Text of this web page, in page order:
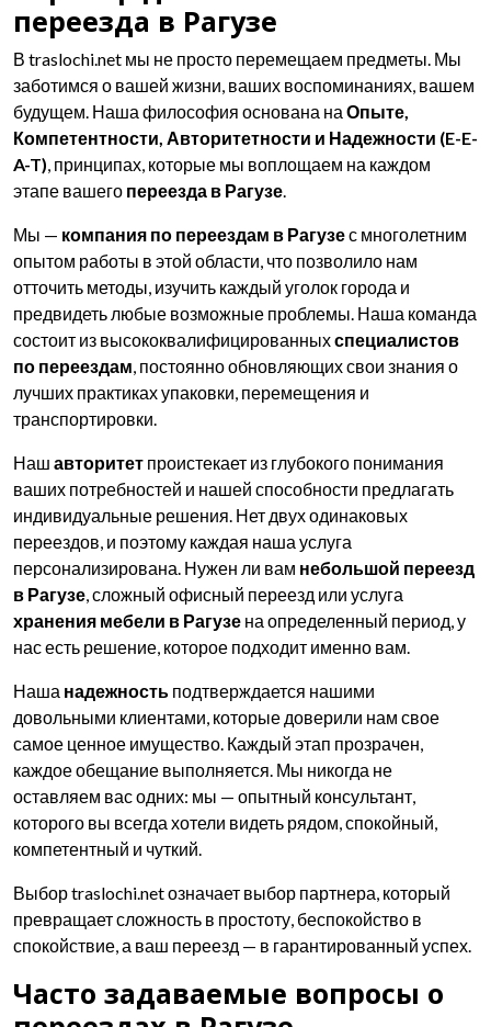
переезда в Рагузе
В traslochi.net мы не просто перемещаем предметы. Мы
заботимся о вашей жизни, ваших воспоминаниях, вашем
будущем. Наша философия основана на Опыте,
Компетентности, Авторитетности и Надежности (E-E-
A-T), принципах, которые мы воплощаем на каждом
этапе вашего переезда в Рагузе.
Мы — компания по переездам в Рагузес многолетним
опытом работы в этой области, что позволило нам
отточить методы, изучить каждый уголок города и
предвидеть любые возможные проблемы. Наша команда
состоит из высококвалифицированныхспециалистов
по переездам, постоянно обновляющих свои знания о
лучших практиках упаковки, перемещения и
транспортировки.
Наш авторитет проистекает из глубокого понимания
ваших потребностей и нашей способности предлагать
индивидуальные решения. Нет двух одинаковых
переездов, и поэтому каждая наша услуга
персонализирована. Нужен ли вам небольшой переезд
в Рагузе, сложный офисный переезд или услуга
хранения мебели в Рагузе на определенный период, у
нас есть решение, которое подходит именно вам.
Наша надежность подтверждается нашими
довольными клиентами, которые доверили нам свое
самое ценное имущество. Каждый этап прозрачен,
каждое обещание выполняется. Мы никогда не
оставляем вас одних: мы — опытный консультант,
которого вы всегда хотели видеть рядом, спокойный,
компетентный и чуткий.
Выбор traslochi.net означает выбор партнера, который
превращает сложность в простоту, беспокойство в
спокойствие, а ваш переезд — в гарантированный успех.
Часто задаваемые вопросы о